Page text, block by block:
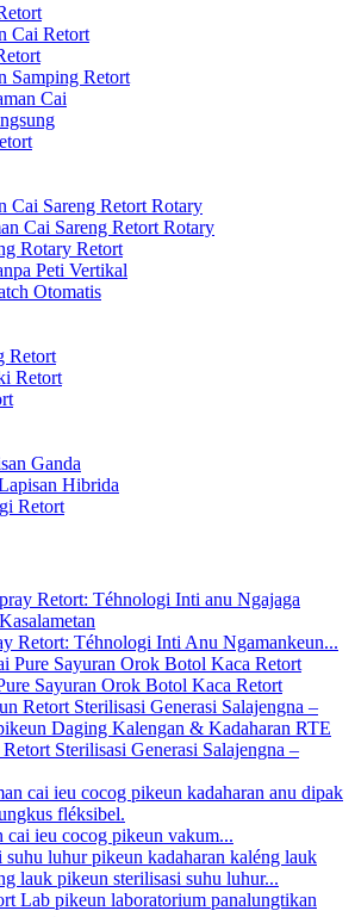
Cai Retort
Samping Retort
Cai
Cai Sareng Retort Rotary
Cai Sareng Retort Rotary
Rotary Retort
Peti Vertikal
Otomatis
Retort
Retort
Ganda
Hibrida
Retort
Retort: ​​Téhnologi Inti Anu Ngamankeun...
Sayuran Orok Botol Kaca Retort
Sterilisasi Generasi Salajengna –
cai ieu cocog pikeun vakum...
lauk pikeun sterilisasi suhu luhur...